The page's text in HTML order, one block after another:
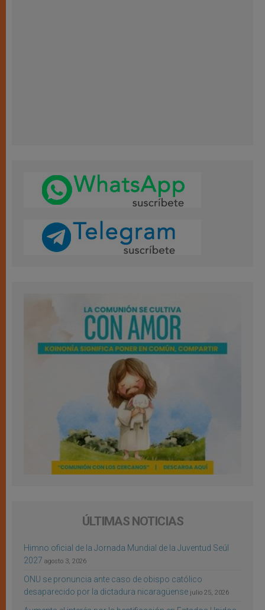
ÚLTIMAS NOTICIAS
Himno oficial de la Jornada Mundial de la Juventud Seúl
2027 agosto 3, 2026
ONU se pronuncia ante caso de obispo católico
desaparecido por la dictadura nicaragüense julio 25, 2026